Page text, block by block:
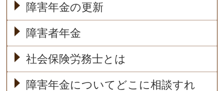
障害年金の更新
障害者年金
社会保険労務士とは
障害年金についてどこに相談すれ